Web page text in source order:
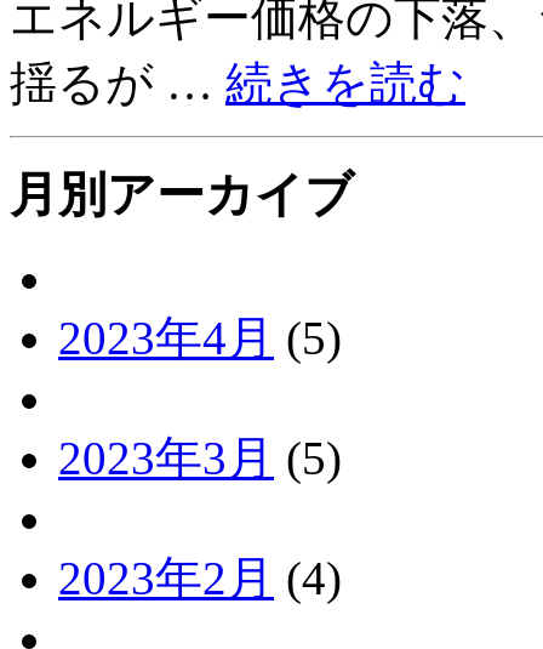
エネルギー価格の下落
揺るが … 続きを読む
月別アーカイブ
2023年4月 (5)
2023年3月 (5)
2023年2月 (4)